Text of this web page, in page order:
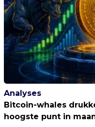
Analyses
Bitcoin-whales
hoogste punt in